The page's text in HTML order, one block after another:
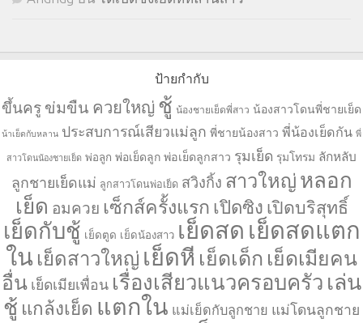
ป้ายกำกับ
ขึ้นครู ข่มขืน ควยใหญ่ ชู้ น้องชายเย็ดพี่สาว น้องสาวโดนพี่ชายเย็ด
น้าเย็ดกับหลาน ประสบการณ์เสียวแม่ลูก พี่ชายน้องสาว พี่น้องเย็ดกัน พี่
สาวโดนน้องชายเย็ด พ่อลูก พ่อเย็ดลูก พ่อเย็ดลูกสาว รุมเย็ด รุมโทรม ลักหลับ
ลูกชายเย็ดแม่ ลูกสาวโดนพ่อเย็ด สวิงกิ้ง สาวใหญ่ หลอก
เย็ด อมควย เซ็กส์ครั้งแรก เปิดซิง เปิดบริสุทธิ์
เย็ดกับชู้ เย็ดตูด เย็ดน้องสาว เย็ดสด เย็ดสดแตก
ใน เย็ดสาวใหญ่ เย็ดหี เย็ดเด็ก เย็ดเมียคน
อื่น เย็ดเมียเพื่อน เรื่องเสียวแนวครอบครัว เล่น
ชู้ แกล้งเย็ด แตกใน แม่เย็ดกับลูกชาย แม่โดนลูกชาย